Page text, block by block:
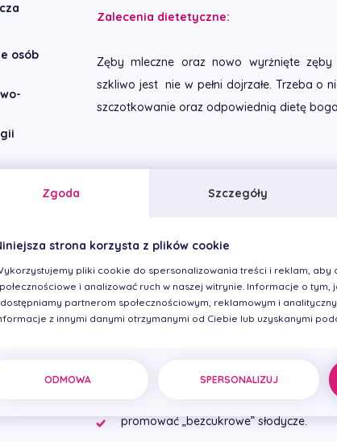
osób
Zalecenia dietetyczne:
Zęby mleczne oraz nowo wyrżnięte
szkliwo jest nie w pełni dojrzałe. Trzeba o
szczotkowanie oraz odpowiednią dietę
unikać częstej konsumpcji soków,
zawierających cukier; bezpieczniejsze
nocą podawać dziecku tylko czysta
zniechęcać do ssania twardych
ograniczać próchnicotwórcze
promować „bezcukrowe” słodycze.
Zgoda Szczegóły
strona korzysta z plików cookie
pliki cookie do spersonalizowania treści i reklam, aby
i analizować ruch w naszej witrynie. Informacje o tym,
partnerom społecznościowym, reklamowym i
z innymi danymi otrzymanymi od Ciebie lub uzyskanymi
ODMOWA SPERSONALIZUJ